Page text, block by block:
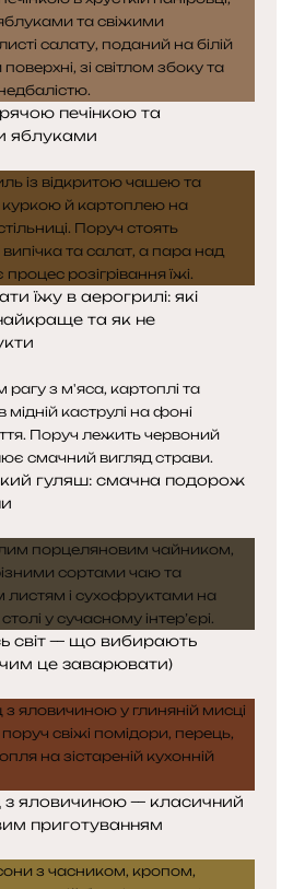
печінкою та
яблуками
їжу в аерогрилі: які
та як не
гуляш: смачна подорож
світ — що вибирають
чим це заварювати)
з яловичиною — класичний
приготуванням